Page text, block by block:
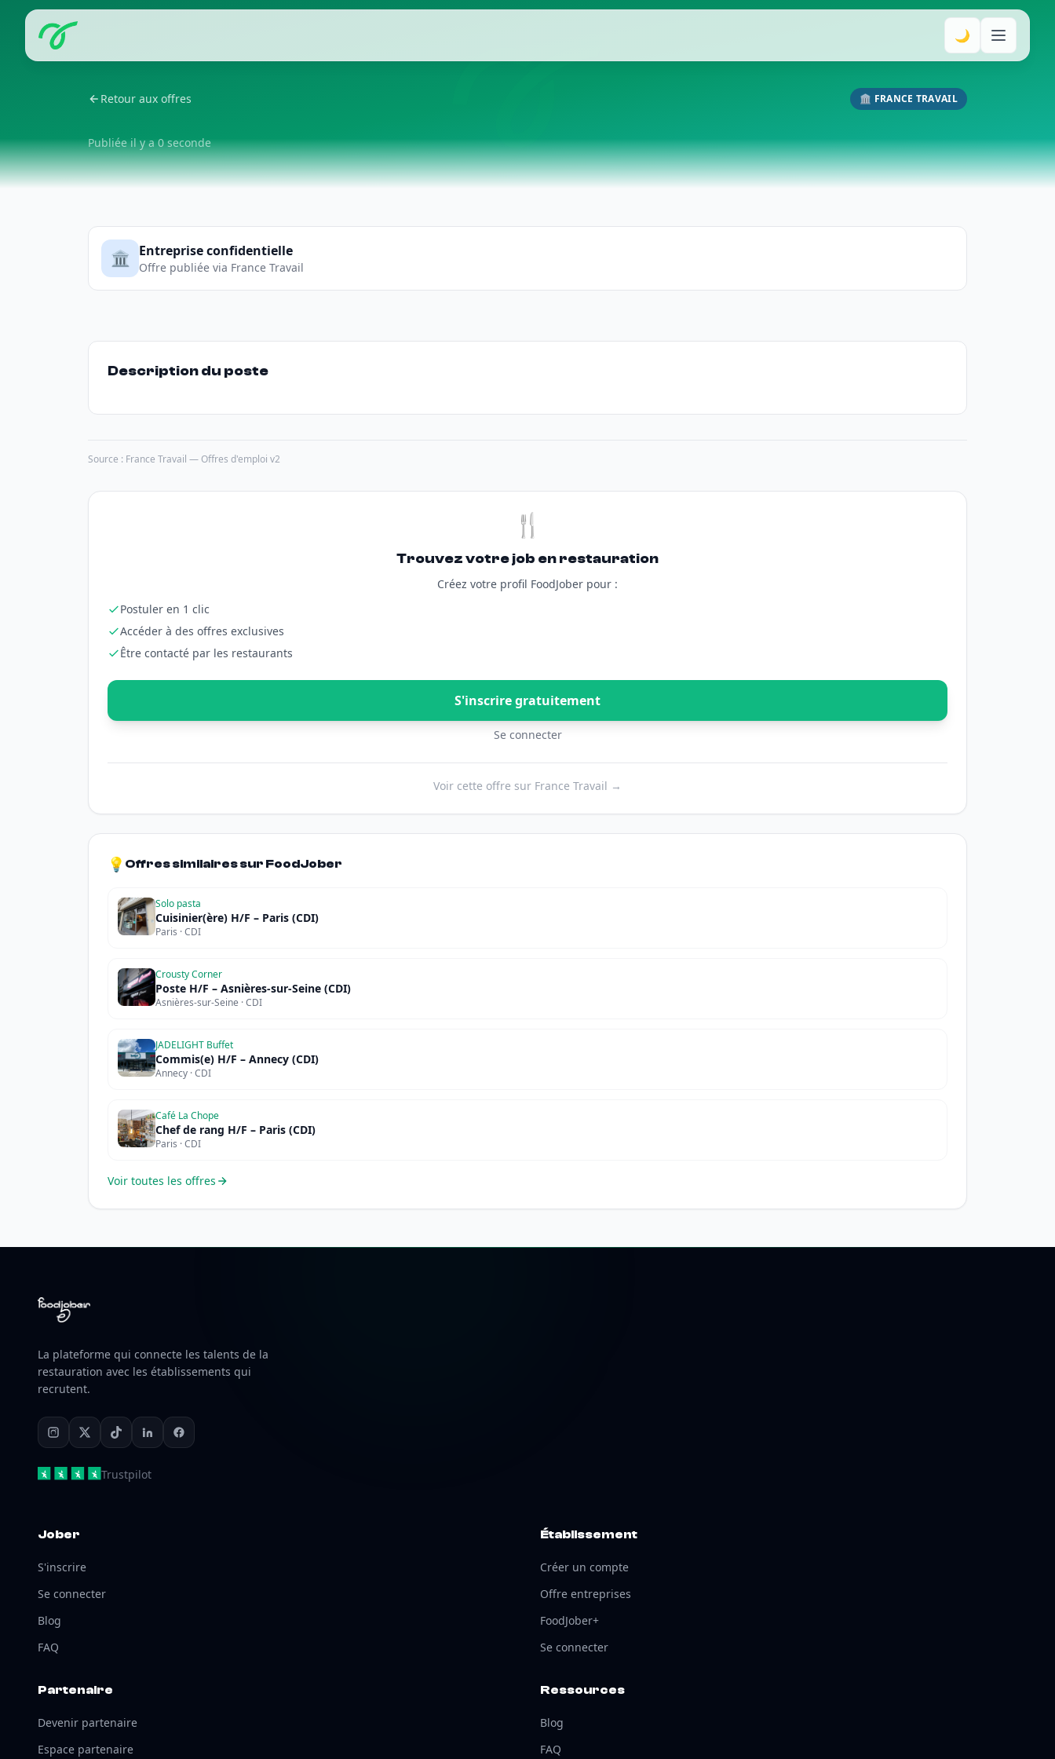
🌙
Retour aux offres 🏛️ FRANCE TRAVAIL
Publiée il y a 0 seconde
🏛️ Entreprise confidentielle
Offre publiée via France Travail
Description du poste
Source : France Travail — Offres d'emploi v2
🍴
Trouvez votre job en restauration
Créez votre profil FoodJober pour :
Postuler en 1 clic
Accéder à des offres exclusives
Être contacté par les restaurants
S'inscrire gratuitement
Se connecter
Voir cette offre sur France Travail →
💡 Offres similaires sur FoodJober
Solo pasta
Cuisinier(ère) H/F – Paris (CDI)
Paris · CDI
Crousty Corner
Poste H/F – Asnières-sur-Seine (CDI)
Asnières-sur-Seine · CDI
JADELIGHT Buffet
Commis(e) H/F – Annecy (CDI)
Annecy · CDI
Café La Chope
Chef de rang H/F – Paris (CDI)
Paris · CDI
Voir toutes les offres
La plateforme qui connecte les talents de la
restauration avec les établissements qui
recrutent.
Trustpilot
Jober
S'inscrire
Se connecter
Blog
FAQ
Établissement
Créer un compte
Offre entreprises
FoodJober+
Se connecter
Partenaire
Devenir partenaire
Espace partenaire
Ressources
Blog
FAQ